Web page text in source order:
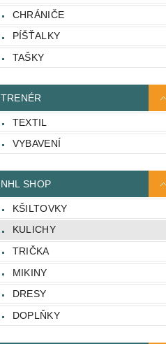
CHRÁNIČE
PÍŠŤALKY
TAŠKY
TRENÉR
TEXTIL
VYBAVENÍ
NHL SHOP
KŠILTOVKY
KULICHY
TRIČKA
MIKINY
DRESY
DOPLŇKY